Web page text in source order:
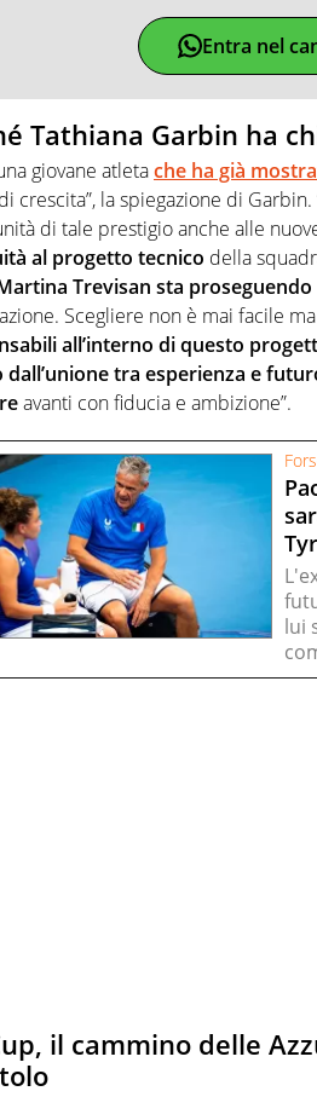
Entra nel
Tathiana Garbin ha
giovane atletache ha già
crescita”, la spiegazione di
di tale prestigio anche alle
al progetto tecnico della
Trevisan sta
Scegliere non è mai facile
all’interno di questo
tra esperienza e
avanti con fiducia e ambizione”.
lui
il cammino delle